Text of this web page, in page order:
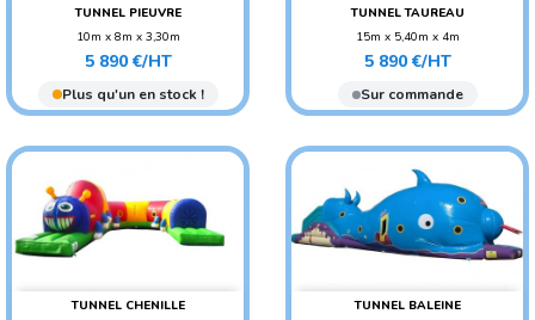
TUNNEL PIEUVRE
10m x 8m x 3,30m
POIDS : 230 KG
AGE CONSEILLÉ : ENFANT
Prix
5 890 €/HT
Plus qu'un en stock !
TUNNEL TAUREAU
15m x 5,40m x 4m
POIDS : 240 KG
AGE CONSEILLÉ : ENFANT
Prix
5 890 €/HT
Sur commande
TUNNEL CHENILLE
TUNNEL BALEINE